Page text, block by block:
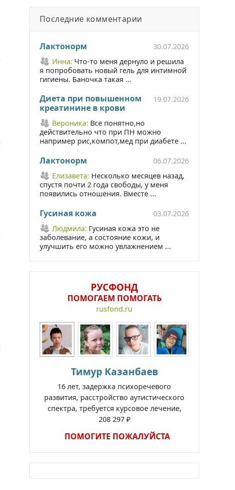
Последние комментарии
Лактонорм
30.07.2026
Инна: Что-то меня дернуло и решила
я попробовать новый гель для интимной
гигиены. Баночка такая ...
Диета при повышенном
креатинине в крови
19.07.2026
Вероника: Все понятно,но
действительно что при ПН можно
например рис,компот,мед при диабете ...
Лактонорм
06.07.2026
Елизавета: Несколько месяцев назад,
спустя почти 2 года свободы, у меня
появились отношения. Вместе ...
Гусиная кожа
03.07.2026
Людмила: Гусиная кожа это не
заболевание, а состояние кожи, и
улучшить его можно увлажнением ...
РУСФОНД
ПОМОГАЕМ ПОМОГАТЬ
rusfond.ru
Тимур Казанбаев
16 лет, задержка психоречевого
развития, расстройство аутистического
спектра, требуется курсовое лечение,
208 297 ₽
ПОМОГИТЕ ПОЖАЛУЙСТА